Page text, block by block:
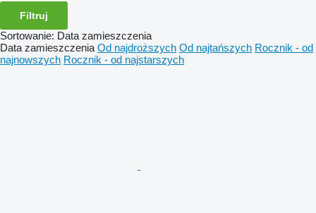
Filtruj
Sortowanie: Data zamieszczenia
Data zamieszczenia Od najdroższych Od najtańszych Rocznik - od
najnowszych Rocznik - od najstarszych